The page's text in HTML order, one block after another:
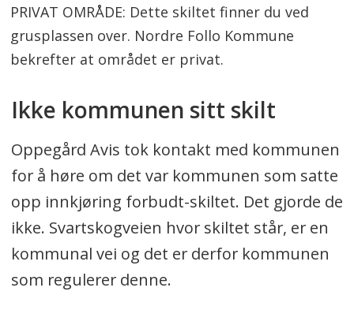
PRIVAT OMRÅDE: Dette skiltet finner du ved
grusplassen over. Nordre Follo Kommune
bekrefter at området er privat.
Ikke kommunen sitt skilt
Oppegård Avis tok kontakt med kommunen
for å høre om det var kommunen som satte
opp innkjøring forbudt-skiltet. Det gjorde de
ikke. Svartskogveien hvor skiltet står, er en
kommunal vei og det er derfor kommunen
som regulerer denne.